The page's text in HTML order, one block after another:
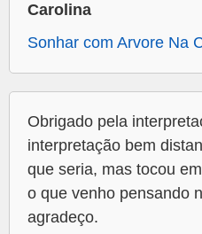
Carolina
Sonhar com Arvore Na
Obrigado pela
interpretação bem
que seria, mas tocou
o que venho pensando
agradeço.